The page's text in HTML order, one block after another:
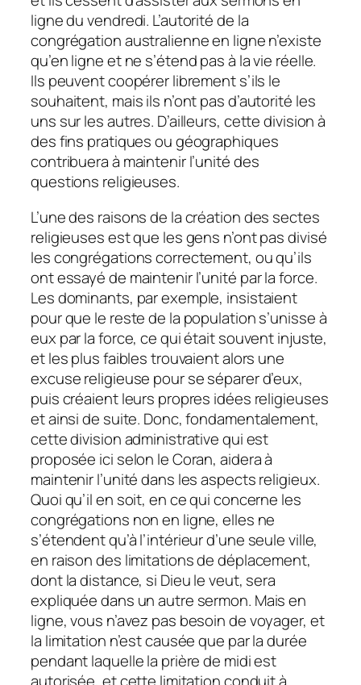
ligne du vendredi. L’autorité de la
congrégation australienne en ligne n’existe
qu’en ligne et ne s’étend pas à la vie réelle.
Ils peuvent coopérer librement s’ils le
souhaitent, mais ils n’ont pas d’autorité les
uns sur les autres. D’ailleurs, cette division à
des fins pratiques ou géographiques
contribuera à maintenir l’unité des
questions religieuses.
L’une des raisons de la création des sectes
religieuses est que les gens n’ont pas divisé
les congrégations correctement, ou qu’ils
ont essayé de maintenir l’unité par la force.
Les dominants, par exemple, insistaient
pour que le reste de la population s’unisse à
eux par la force, ce qui était souvent injuste,
et les plus faibles trouvaient alors une
excuse religieuse pour se séparer d’eux,
puis créaient leurs propres idées religieuses
et ainsi de suite. Donc, fondamentalement,
cette division administrative qui est
proposée ici selon le Coran, aidera à
maintenir l’unité dans les aspects religieux.
Quoi qu’il en soit, en ce qui concerne les
congrégations non en ligne, elles ne
s’étendent qu’à l’intérieur d’une seule ville,
en raison des limitations de déplacement,
dont la distance, si Dieu le veut, sera
expliquée dans un autre sermon. Mais en
ligne, vous n’avez pas besoin de voyager, et
la limitation n’est causée que par la durée
pendant laquelle la prière de midi est
autorisée, et cette limitation conduit à